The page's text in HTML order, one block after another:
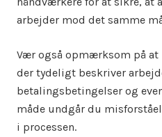
arbejder mod det samme
Vær også opmærksom på at
der tydeligt beskriver
betalingsbetingelser og
måde undgår du
i processen.